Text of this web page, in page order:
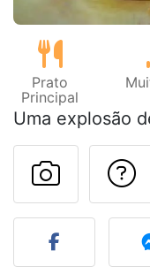
Prato
Principal
Uma explosão
Fez